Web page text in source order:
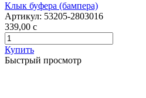
Клык буфера (бампера)
Артикул: 53205-2803016
339,00 c
Купить
Быстрый просмотр